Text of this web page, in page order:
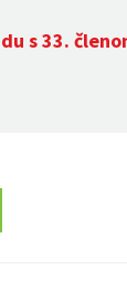
s 33.